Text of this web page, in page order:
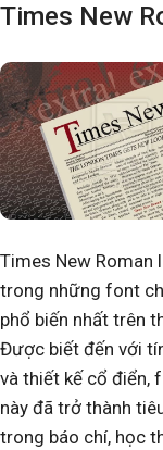
Times New
Times New Roman
trong những font
phổ biến nhất trên
Được biết đến với
và thiết kế cổ điển,
này đã trở thành
trong báo chí, học